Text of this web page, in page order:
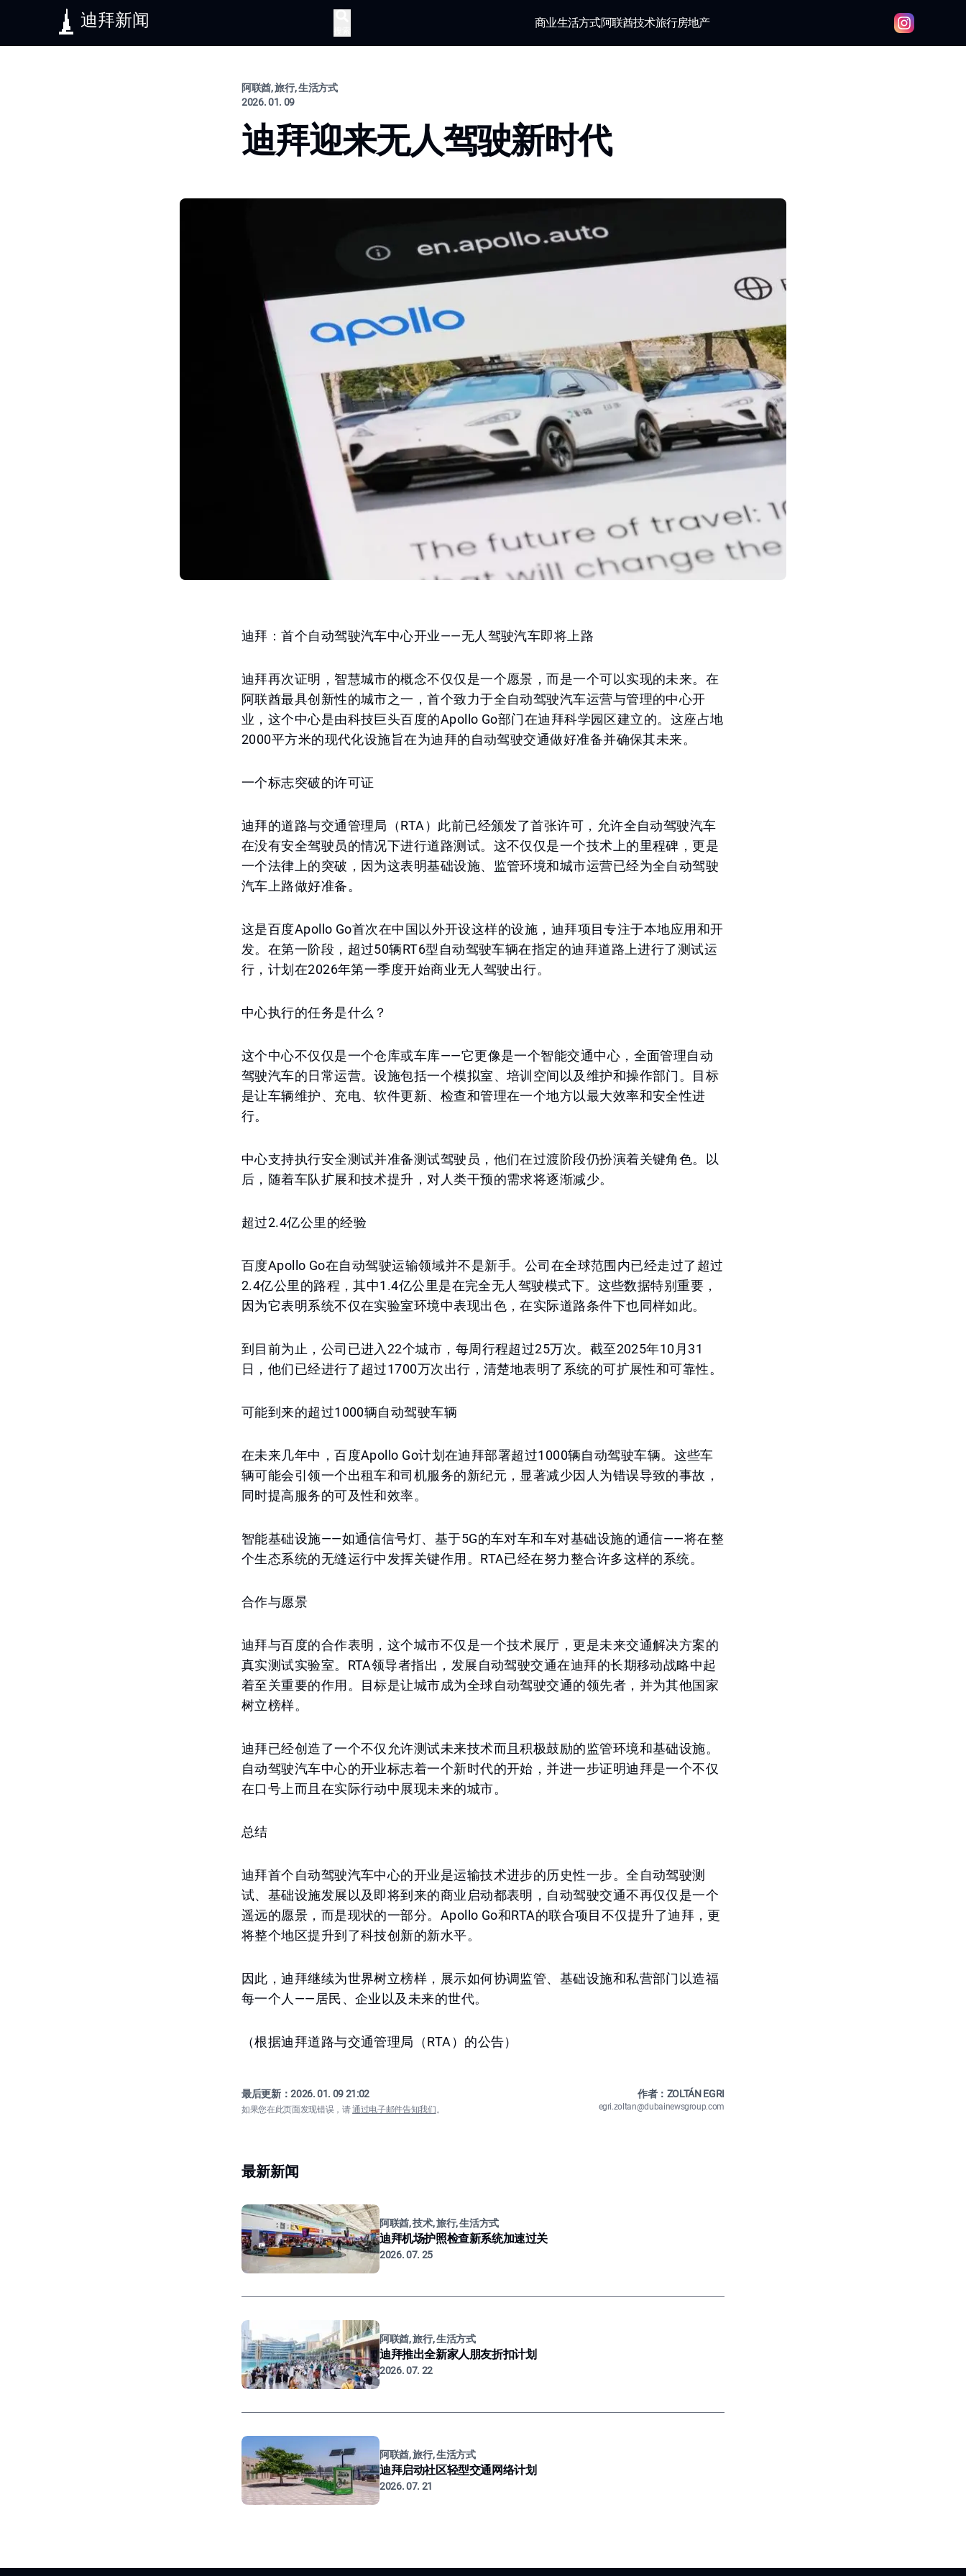
迪拜新闻 商业生活方式阿联酋技术旅行房地产
阿联酋, 旅行, 生活方式
2026. 01. 09
迪拜迎来无人驾驶新时代
迪拜：首个自动驾驶汽车中心开业——无人驾驶汽车即将上路
迪拜再次证明，智慧城市的概念不仅仅是一个愿景，而是一个可以实现的未来。在
阿联酋最具创新性的城市之一，首个致力于全自动驾驶汽车运营与管理的中心开
业，这个中心是由科技巨头百度的Apollo Go部门在迪拜科学园区建立的。这座占地
2000平方米的现代化设施旨在为迪拜的自动驾驶交通做好准备并确保其未来。
一个标志突破的许可证
迪拜的道路与交通管理局（RTA）此前已经颁发了首张许可，允许全自动驾驶汽车
在没有安全驾驶员的情况下进行道路测试。这不仅仅是一个技术上的里程碑，更是
一个法律上的突破，因为这表明基础设施、监管环境和城市运营已经为全自动驾驶
汽车上路做好准备。
这是百度Apollo Go首次在中国以外开设这样的设施，迪拜项目专注于本地应用和开
发。在第一阶段，超过50辆RT6型自动驾驶车辆在指定的迪拜道路上进行了测试运
行，计划在2026年第一季度开始商业无人驾驶出行。
中心执行的任务是什么？
这个中心不仅仅是一个仓库或车库——它更像是一个智能交通中心，全面管理自动
驾驶汽车的日常运营。设施包括一个模拟室、培训空间以及维护和操作部门。目标
是让车辆维护、充电、软件更新、检查和管理在一个地方以最大效率和安全性进
行。
中心支持执行安全测试并准备测试驾驶员，他们在过渡阶段仍扮演着关键角色。以
后，随着车队扩展和技术提升，对人类干预的需求将逐渐减少。
超过2.4亿公里的经验
百度Apollo Go在自动驾驶运输领域并不是新手。公司在全球范围内已经走过了超过
2.4亿公里的路程，其中1.4亿公里是在完全无人驾驶模式下。这些数据特别重要，
因为它表明系统不仅在实验室环境中表现出色，在实际道路条件下也同样如此。
到目前为止，公司已进入22个城市，每周行程超过25万次。截至2025年10月31
日，他们已经进行了超过1700万次出行，清楚地表明了系统的可扩展性和可靠性。
可能到来的超过1000辆自动驾驶车辆
在未来几年中，百度Apollo Go计划在迪拜部署超过1000辆自动驾驶车辆。这些车
辆可能会引领一个出租车和司机服务的新纪元，显著减少因人为错误导致的事故，
同时提高服务的可及性和效率。
智能基础设施——如通信信号灯、基于5G的车对车和车对基础设施的通信——将在整
个生态系统的无缝运行中发挥关键作用。RTA已经在努力整合许多这样的系统。
合作与愿景
迪拜与百度的合作表明，这个城市不仅是一个技术展厅，更是未来交通解决方案的
真实测试实验室。RTA领导者指出，发展自动驾驶交通在迪拜的长期移动战略中起
着至关重要的作用。目标是让城市成为全球自动驾驶交通的领先者，并为其他国家
树立榜样。
迪拜已经创造了一个不仅允许测试未来技术而且积极鼓励的监管环境和基础设施。
自动驾驶汽车中心的开业标志着一个新时代的开始，并进一步证明迪拜是一个不仅
在口号上而且在实际行动中展现未来的城市。
总结
迪拜首个自动驾驶汽车中心的开业是运输技术进步的历史性一步。全自动驾驶测
试、基础设施发展以及即将到来的商业启动都表明，自动驾驶交通不再仅仅是一个
遥远的愿景，而是现状的一部分。Apollo Go和RTA的联合项目不仅提升了迪拜，更
将整个地区提升到了科技创新的新水平。
因此，迪拜继续为世界树立榜样，展示如何协调监管、基础设施和私营部门以造福
每一个人——居民、企业以及未来的世代。
（根据迪拜道路与交通管理局（RTA）的公告）
最后更新：2026. 01. 09 21:02
如果您在此页面发现错误，请通过电子邮件告知我们。
作者：ZOLTÁN EGRI
egri.zoltan@dubainewsgroup.com
最新新闻
阿联酋, 技术, 旅行, 生活方式
迪拜机场护照检查新系统加速过关
2026. 07. 25
阿联酋, 旅行, 生活方式
迪拜推出全新家人朋友折扣计划
2026. 07. 22
阿联酋, 旅行, 生活方式
迪拜启动社区轻型交通网络计划
2026. 07. 21